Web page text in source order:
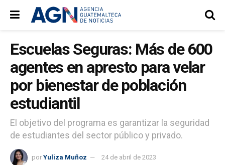
Escuelas Seguras: Más de 600
agentes en apresto para velar
por bienestar de población
estudiantil
El objetivo del programa es garantizar la seguridad
de estudiantes del sector público y privado.
por Yuliza Muñoz 24 de abril de 2023